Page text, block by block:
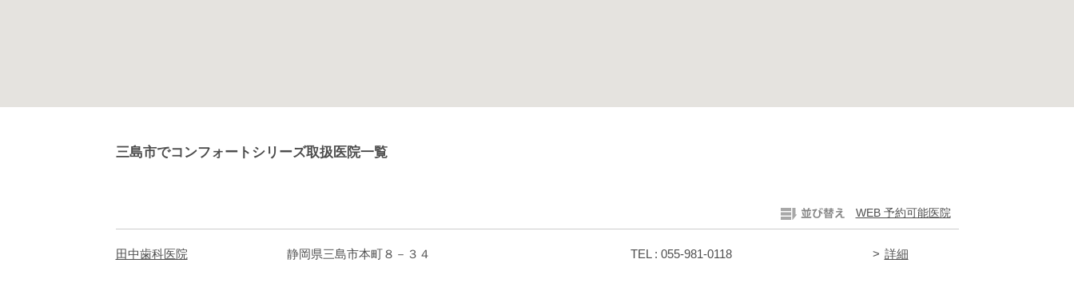
三島市でコンフォートシリーズ取扱医院一覧
WEB 予約可能医院
田中歯科医院 静岡県三島市本町８－３４ TEL : 055-981-0118 詳細